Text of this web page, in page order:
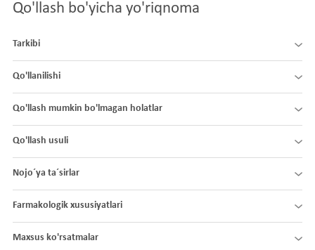
Qo'llash bo'yicha yo'riqnoma
Tarkibi
Qo'llanilishi
Qo'llash mumkin bo'lmagan holatlar
Qo'llash usuli
Nojo´ya ta´sirlar
Farmakologik xususiyatlari
Maxsus ko'rsatmalar